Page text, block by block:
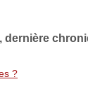
dernière
?